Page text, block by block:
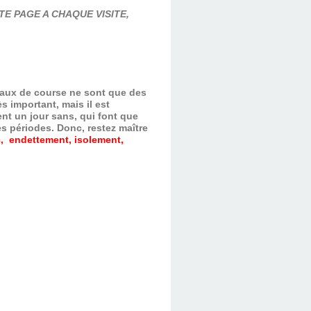
PAGE A CHAQUE VISITE,
de course ne sont que des
important, mais il est
un jour sans, qui font que
périodes. Donc, restez maître
endettement, isolement,